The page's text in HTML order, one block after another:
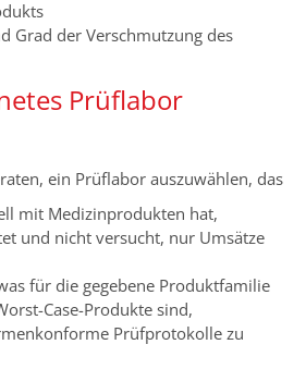
Grad der Verschmutzung des
Prüflabor
ein Prüflabor auszuwählen, das
mit Medizinprodukten hat,
und nicht versucht, nur Umsätze
für die gegebene Produktfamilie
Case-Produkte sind,
Prüfprotokolle zu